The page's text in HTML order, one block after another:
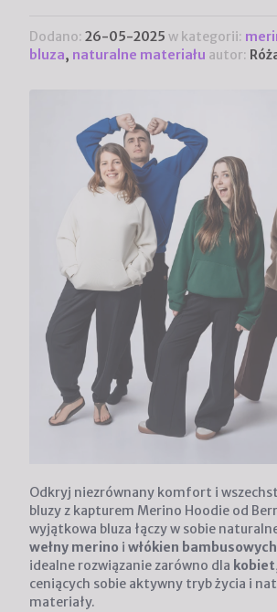
Dodano: 26-05-2025 w kategorii:
bluza, naturalne materiału autor:
Odkryj niezrównany komfort i
bluzy z kapturem Merino Hoodie od
wyjątkowa bluza łączy w sobie
wełny merino i włókien bambusowych
idealne rozwiązanie zarówno dla kobiet
ceniących sobie aktywny tryb życia i
materiały.